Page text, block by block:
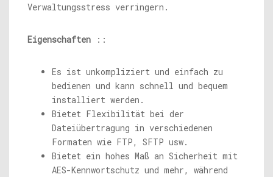
Verwaltungsstress verringern.
Eigenschaften ::
Es ist unkompliziert und einfach zu
bedienen und kann schnell und bequem
installiert werden.
Bietet Flexibilität bei der
Dateiübertragung in verschiedenen
Formaten wie FTP, SFTP usw.
Bietet ein hohes Maß an Sicherheit mit
AES-Kennwortschutz und mehr, während